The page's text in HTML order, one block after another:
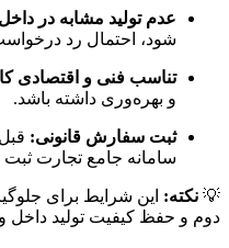
عدم تولید مشابه در
شود، احتمال رد
تناسب فنی و اقتصادی
و بهره‌وری داشته باشد.
ثبت سفارش قانونی:
سامانه جامع تجارت
💡 نکته: این شرایط برای
دوم و حفظ کیفیت تولید داخل